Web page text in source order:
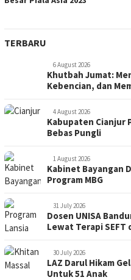
TERBARU
6 August 2026
Khutbah Jumat:
Kebencian, dan
4 August 2026
Kabupaten Cianjur
Bebas Pungli
1 August 2026
Kabinet Bayangan
Program MBG
31 July 2026
Dosen UNISA
Lewat Terapi SEFT
30 July 2026
LAZ Darul Hikam
Untuk 51 Anak